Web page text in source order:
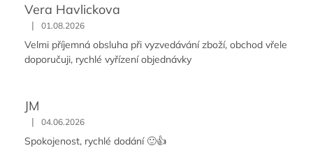
Vera Havlickova
| 01.08.2026
Velmi příjemná obsluha při vyzvedávání zboží, obchod vřele
doporučuji, rychlé vyřízení objednávky
JM
| 04.06.2026
Spokojenost, rychlé dodání 🙂👍